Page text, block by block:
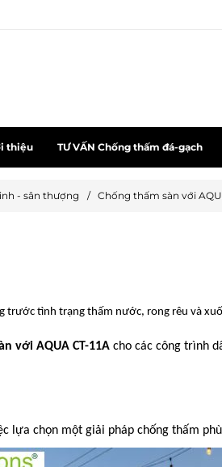
thiệu TƯ VẤN Chống thấm đá-gạch
- sân thượng / Chống thấm sàn với
trước tình trạng thấm nước, rong rêu và
với AQUA CT-11A cho các công trình
lựa chọn một giải pháp chống thấm